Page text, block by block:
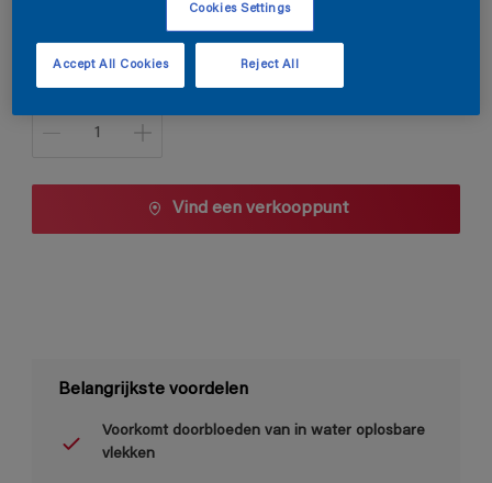
1 L
Aantal
Vind een verkooppunt
Belangrijkste voordelen
Voorkomt doorbloeden van in water oplosbare
vlekken
Cookies Settings
Reject All
Accept All Cookies